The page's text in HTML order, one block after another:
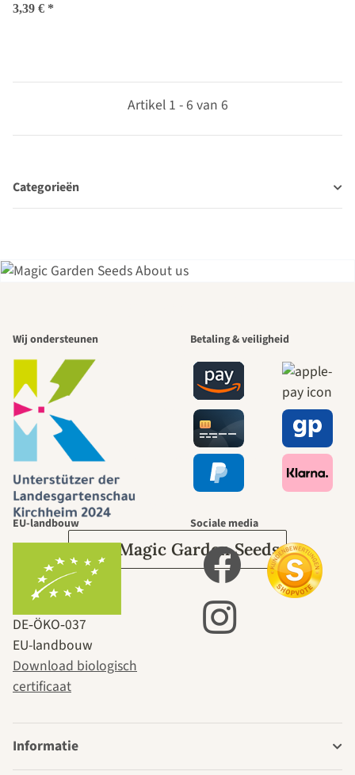
3,39 € *
Artikel 1 - 6 van 6
Categorieën
mooiste paden
naar onszelf
leidt door de
tuin.
Over Magic Garden Seeds
Wij ondersteunen Betaling & veiligheid
EU-landbouw
DE‑ÖKO‑037
EU-landbouw
Download biologisch
certificaat
Sociale media
Informatie